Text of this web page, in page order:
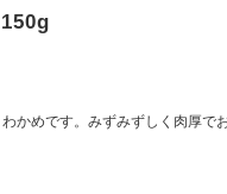
かめです。みずみずしく肉厚